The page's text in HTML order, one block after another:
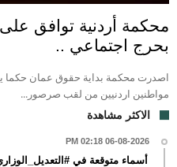
محكمة أردنية توافق
بحرج اجتماعي ..
اصدرت محكمة بداية حقوق عمان حكما
مواطنين اردنيين من لقب صرصور...
الاكثر مشاهدة
06-08-2026 02:18 PM
أسماء متوقعة في